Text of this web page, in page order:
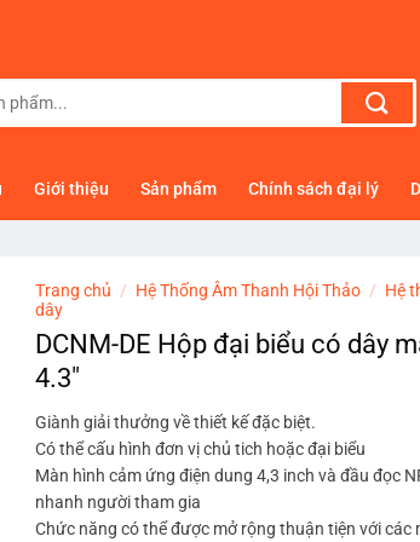
Giới thiệu Sản phẩm Chính sách đại lý
Trang chủ / Hệ Thống Âm Thanh Hội Thảo / Hệ
dây
DCNM-DE Hộp đại biểu có dây
4.3″
Giành giải thưởng về thiết kế đặc biệt.
Có thể cấu hình đơn vị chủ tich hoặc đại biểu
Màn hình cảm ứng điện dung 4,3 inch và đầu đọc
nhanh người tham gia
Chức năng có thể được mở rộng thuận tiện với các